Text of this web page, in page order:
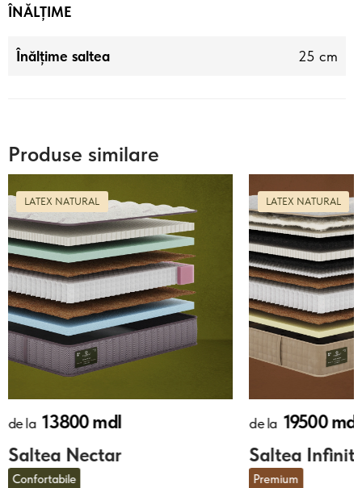
ÎNĂLȚIME
Înălțime saltea 25 cm
Produse similare
LATEX NATURAL
de la 13800 mdl
Saltea Nectar
Confortabile
LATEX NATURAL
de la 19500 mdl
Saltea
Premium